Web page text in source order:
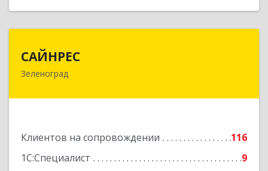
САЙНРЕС
Зеленоград
Клиентов на сопровождении
116
1С:Специалист
9
124365, Москва г, Зеленоград г, корпус 2307А,